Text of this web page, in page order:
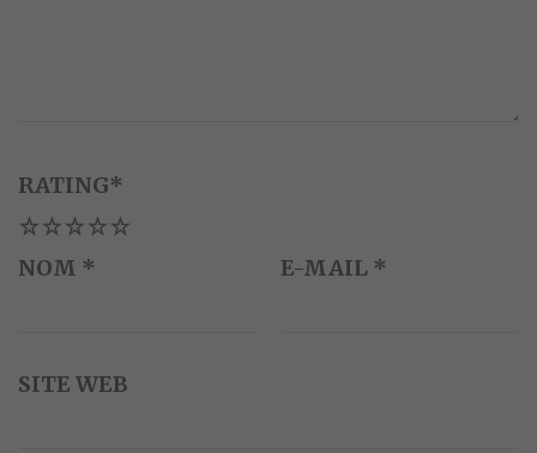
RATING*
5
4
3
2
NOM * E-MAIL *
SITE WEB